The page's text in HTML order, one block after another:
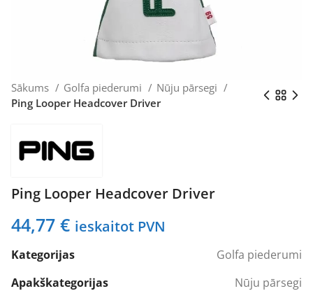
Sākums Golfa piederumi
Nūju pārsegi
Ping Looper Headcover Driver
Ping Looper Headcover Driver
44,77 € ieskaitot PVN
Kategorijas
Golfa piederumi
Apakškategorijas
Nūju pārsegi